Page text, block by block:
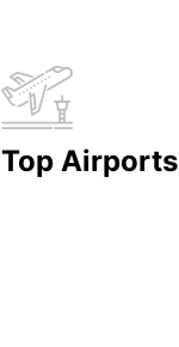
Top Airports